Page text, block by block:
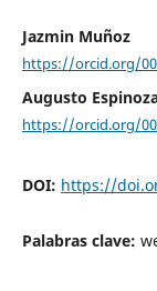
Jazmin Muñoz
https://orcid.org/
Augusto
https://orcid.org/
DOI: https://
Palabras clave: